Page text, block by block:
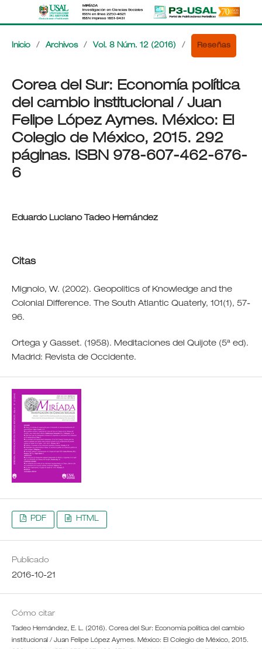
Inicio / Archivos / Vol. 8 Núm. 12 (2016) / Reseñas
Corea del Sur: Economía política
del cambio institucional / Juan
Felipe López Aymes. México: El
Colegio de México, 2015. 292
páginas. ISBN 978-607-462-676-
6
Eduardo Luciano Tadeo Hernández
Citas
Mignolo, W. (2002). Geopolitics of Knowledge and the
Colonial Difference. The South Atlantic Quaterly, 101(1), 57-
96.
Ortega y Gasset. (1958). Meditaciones del Quijote (5ª ed).
Madrid: Revista de Occidente.
PDF HTML
Publicado
2016-10-21
Cómo citar
Tadeo Hernández, E. L. (2016). Corea del Sur: Economía política del cambio
institucional / Juan Felipe López Aymes. México: El Colegio de México, 2015.